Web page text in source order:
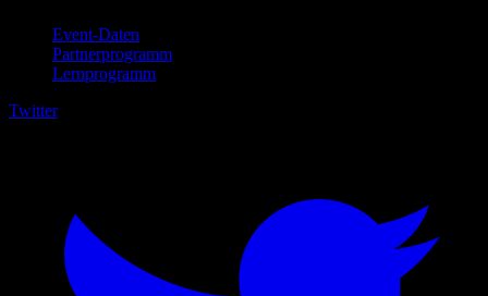
Event-Daten
Partnerprogramm
Lernprogramm
Twitter